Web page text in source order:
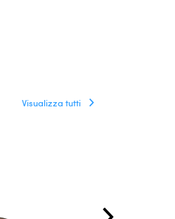
Visualizza tutti